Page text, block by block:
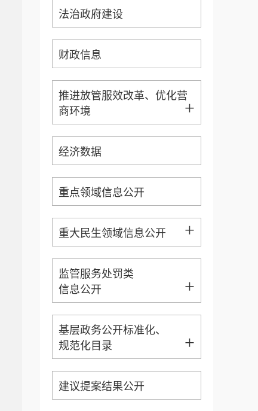
法治政府建设
财政信息
推进放管服效改革、优化营
商环境
+
经济数据
重点领域信息公开
重大民生领域信息公开 +
监管服务处罚类
信息公开
+
基层政务公开标准化、
规范化目录
+
建议提案结果公开